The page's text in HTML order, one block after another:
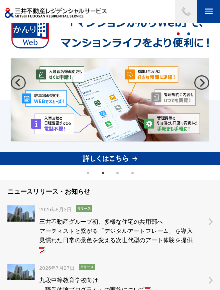
ニュースリリース・お知らせ
2026年8月3日 リリース
三井不動産グループ初、多様な住宅の共用部へ
アーティストと繋がる「デジタルアートフレーム」を導入
見慣れた日常の景色を変える次世代型のアート体験を提供
2026年7月27日 リリース
九段中等教育学校向け